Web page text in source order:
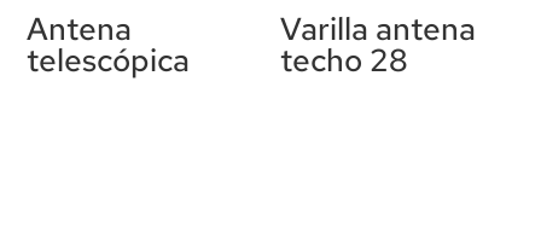
Antena
telescópica
Varilla antena
techo 28